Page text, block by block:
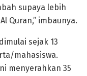
supaya lebih
Quran,” imbaunya.
sejak 13
mahasiswa.
menyerahkan 35